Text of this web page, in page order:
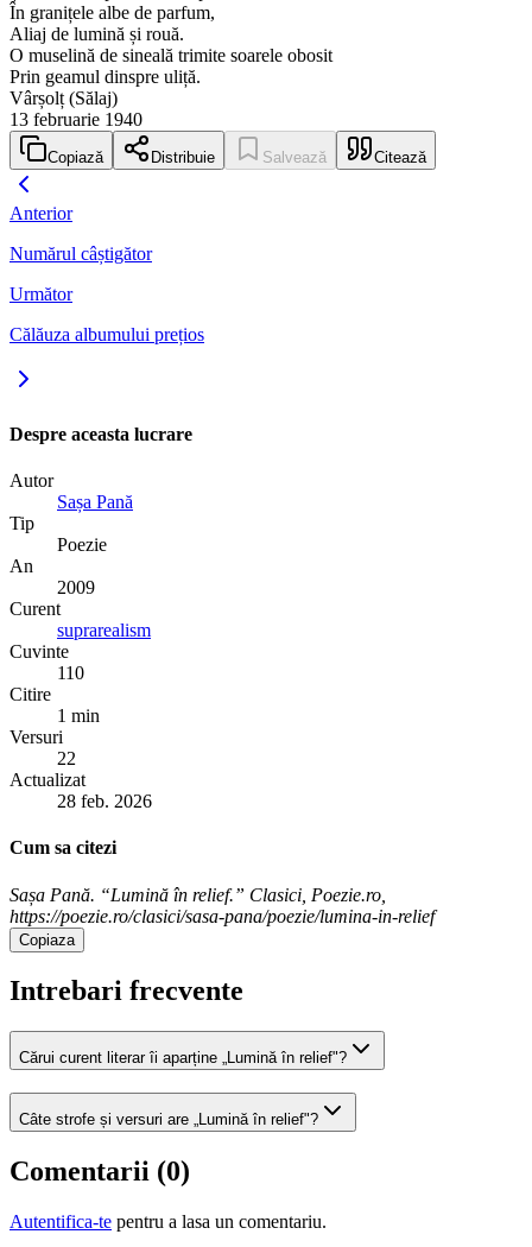
În granițele albe de parfum,
Aliaj de lumină și rouă.
O muselină de sineală trimite soarele obosit
Prin geamul dinspre uliță.
Vârșolț (Sălaj)
13 februarie 1940
Copiază Distribuie Salvează Citează
Anterior
Numărul câștigător
Următor
Călăuza albumului prețios
Despre aceasta lucrare
Autor
Sașa Pană
Tip
Poezie
An
2009
Curent
suprarealism
Cuvinte
110
Citire
1 min
Versuri
22
Actualizat
28 feb. 2026
Cum sa citezi
Sașa Pană. “Lumină în relief.” Clasici, Poezie.ro,
https://poezie.ro/clasici/sasa-pana/poezie/lumina-in-relief
Copiaza
Intrebari frecvente
Cărui curent literar îi aparține „Lumină în relief"?
Câte strofe și versuri are „Lumină în relief"?
Comentarii (0)
Autentifica-te pentru a lasa un comentariu.